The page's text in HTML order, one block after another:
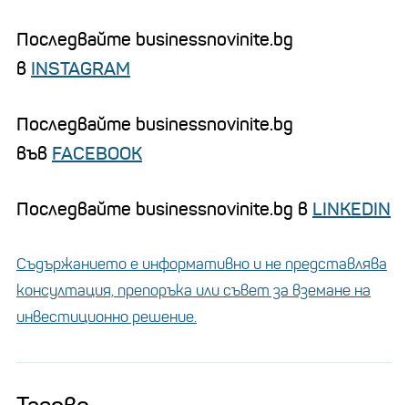
Последвайте businessnovinite.bg
в INSTAGRAM
Последвайте businessnovinite.bg
във FACEBOOK
Последвайте businessnovinite.bg в LINKEDIN
Съдържанието е информативно и не представлява
консултация, препоръка или съвет за вземане на
инвестиционно решение.